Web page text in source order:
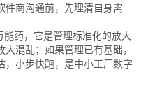
件商沟通前，先理清自身需
能药，它是管理标准化的放大
混乱；如果管理已有基础，
，小步快跑，是中小工厂数字